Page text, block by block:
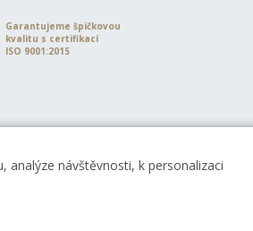
Garantujeme špičkovou
kvalitu s certifikací
ISO 9001:2015
analýze návštěvnosti, k personalizaci